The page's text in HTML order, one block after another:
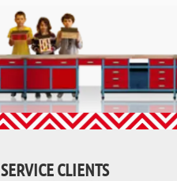
SERVICE CLIENTS